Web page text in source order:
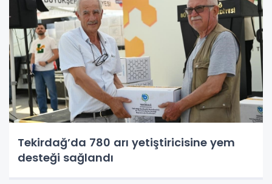
Tekirdağ’da 780 arı yetiştiricisine yem
desteği sağlandı